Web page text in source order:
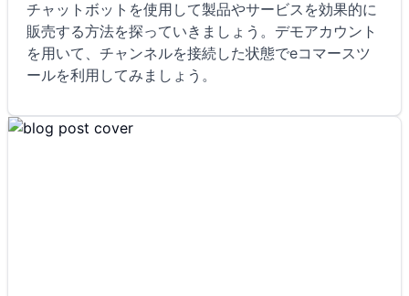
チャットボットを使用して製品やサービスを効果的に
販売する方法を探っていきましょう。デモアカウント
を用いて、チャンネルを接続した状態でeコマースツ
ールを利用してみましょう。